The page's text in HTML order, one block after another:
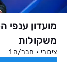
מועדון ענפי
משקולות
ציבורי · חבר/ה 1